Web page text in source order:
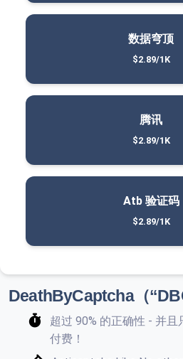
数据穹顶
$2.89/1K
腾讯
$2.89/1K
Atb 验证码
$2.89/1K
DeathByCaptcha（
超过 90% 的正确性 - 并
付费！